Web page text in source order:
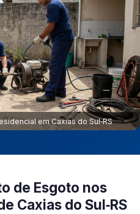
em Caxias do Sul‑RS
de Esgoto nos
Caxias do Sul‑RS